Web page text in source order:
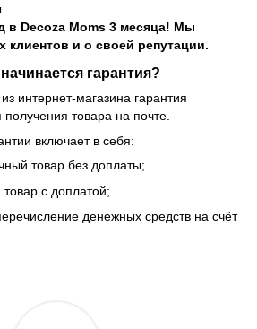
в Decoza Moms 3 месяца! Мы
клиентов и о своей репутации.
гарантия?
интернет-магазина гарантия
товара на почте.
включает в себя:
товар без доплаты;
с доплатой;
денежных средств на счёт